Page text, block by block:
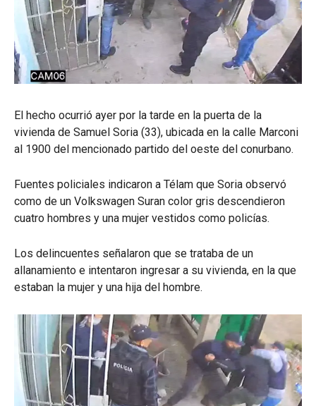
El hecho ocurrió ayer por la tarde en la puerta de la
vivienda de Samuel Soria (33), ubicada en la calle Marconi
al 1900 del mencionado partido del oeste del conurbano.
Fuentes policiales indicaron a Télam que Soria observó
como de un Volkswagen Suran color gris descendieron
cuatro hombres y una mujer vestidos como policías.
Los delincuentes señalaron que se trataba de un
allanamiento e intentaron ingresar a su vivienda, en la que
estaban la mujer y una hija del hombre.